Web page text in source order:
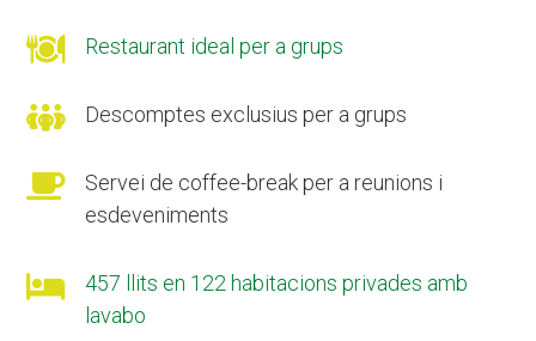
 Restaurant ideal per a grups
 Descomptes exclusius per a grups

Servei de coffee-break per a reunions i
esdeveniments

457 llits en 122 habitacions privades amb
lavabo